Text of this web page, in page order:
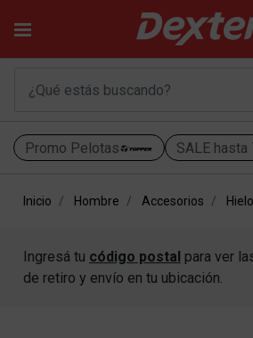
Promo Pelotas SALE hasta
Inicio Hombre Accesorios
Ingresá tu código postal para ver
de retiro y envío en tu ubicación.